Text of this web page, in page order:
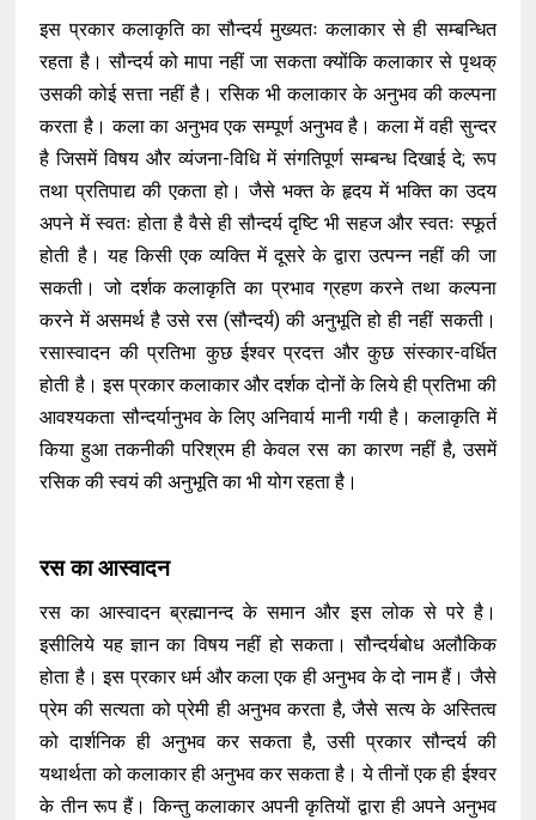
इस प्रकार कलाकृति का सौन्दर्य मुख्यतः कलाकार से ही सम्बन्धित
रहता है। सौन्दर्य को मापा नहीं जा सकता क्योंकि कलाकार से पृथक्
उसकी कोई सत्ता नहीं है। रसिक भी कलाकार के अनुभव की कल्पना
करता है। कला का अनुभव एक सम्पूर्ण अनुभव है। कला में वही सुन्दर
है जिसमें विषय और व्यंजना-विधि में संगतिपूर्ण सम्बन्ध दिखाई दे; रूप
तथा प्रतिपाद्य की एकता हो। जैसे भक्त के हृदय में भक्ति का उदय
अपने में स्वतः होता है वैसे ही सौन्दर्य दृष्टि भी सहज और स्वतः स्फूर्त
होती है। यह किसी एक व्यक्ति में दूसरे के द्वारा उत्पन्न नहीं की जा
सकती। जो दर्शक कलाकृति का प्रभाव ग्रहण करने तथा कल्पना
करने में असमर्थ है उसे रस (सौन्दर्य) की अनुभूति हो ही नहीं सकती।
रसास्वादन की प्रतिभा कुछ ईश्वर प्रदत्त और कुछ संस्कार-वर्धित
होती है। इस प्रकार कलाकार और दर्शक दोनों के लिये ही प्रतिभा की
आवश्यकता सौन्दर्यानुभव के लिए अनिवार्य मानी गयी है। कलाकृति में
किया हुआ तकनीकी परिश्रम ही केवल रस का कारण नहीं है, उसमें
रसिक की स्वयं की अनुभूति का भी योग रहता है।
रस का आस्वादन
रस का आस्वादन ब्रह्मानन्द के समान और इस लोक से परे है।
इसीलिये यह ज्ञान का विषय नहीं हो सकता। सौन्दर्यबोध अलौकिक
होता है। इस प्रकार धर्म और कला एक ही अनुभव के दो नाम हैं। जैसे
प्रेम की सत्यता को प्रेमी ही अनुभव करता है, जैसे सत्य के अस्तित्व
को दार्शनिक ही अनुभव कर सकता है, उसी प्रकार सौन्दर्य की
यथार्थता को कलाकार ही अनुभव कर सकता है। ये तीनों एक ही ईश्वर
के तीन रूप हैं। किन्तु कलाकार अपनी कृतियों द्वारा ही अपने अनुभव